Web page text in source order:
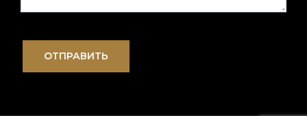
ОТПРАВИТЬ